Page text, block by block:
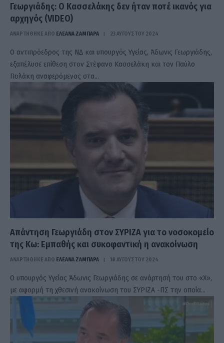
Γεωργιάδης: Ο Κασσελάκης δεν ήταν ποτέ ικανός για
αρχηγός (VIDEO)
ΑΝΑΡΤΗΘΗΚΕ ΑΠΟ ΕΛΕΑΝΑ ΖΑΜΠΑΡΑ 23 ΑΥΓΟΎΣΤΟΥ 2024
Ο αντιπρόεδρος της ΝΔ και υπουργός Υγείας, Άδωνις Γεωργιάδης,
εξαπέλυσε επίθεση στον Στέφανο Κασσελάκη και τον Παύλο
Πολάκη αναφερόμενος στα…
Απάντηση Γεωργιάδη στον ΣΥΡΙΖΑ για το νοσοκομείο
της Κω: Εμπαθής και συκοφαντική η ανακοίνωση
ΑΝΑΡΤΗΘΗΚΕ ΑΠΟ ΕΛΕΑΝΑ ΖΑΜΠΑΡΑ 18 ΑΥΓΟΎΣΤΟΥ 2024
Ο υπουργός Υγείας Άδωνις Γεωργιάδης σε ανάρτησή του στο «Χ»,
με αφορμή τη χθεσινή ανακοίνωση του ΣΥΡΙΖΑ -ΠΣ την οποία…